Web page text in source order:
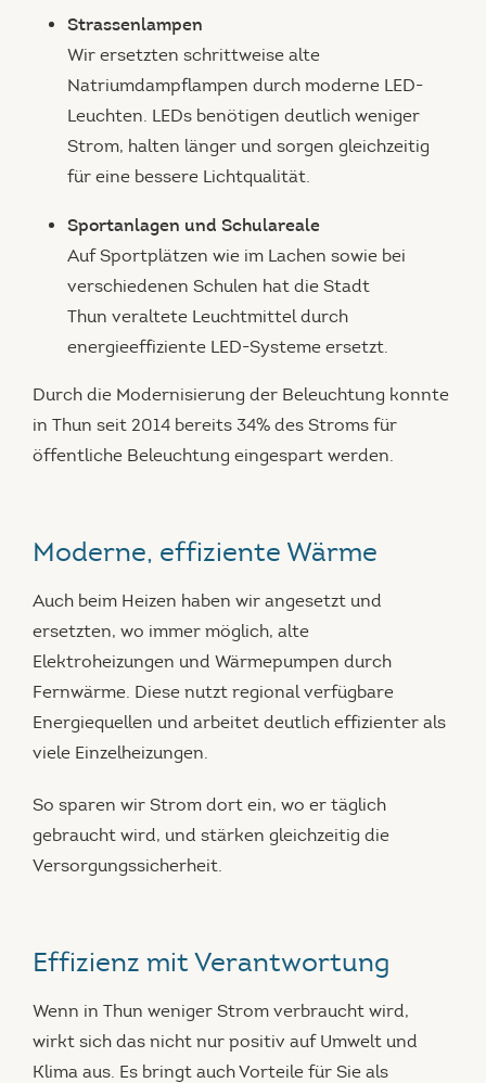
Strassenlampen
Wir ersetzten schrittweise alte
Natriumdampflampen durch moderne LED-
Leuchten. LEDs benötigen deutlich weniger
Strom, halten länger und sorgen gleichzeitig
für eine bessere Lichtqualität.
Sportanlagen und Schulareale
Auf Sportplätzen wie im Lachen sowie bei
verschiedenen Schulen hat die Stadt
Thun veraltete Leuchtmittel durch
energieeffiziente LED-Systeme ersetzt.
Durch die Modernisierung der Beleuchtung konnte
in Thun seit 2014 bereits 34% des Stroms für
öffentliche Beleuchtung eingespart werden.
Moderne, effiziente Wärme
Auch beim Heizen haben wir angesetzt und
ersetzten, wo immer möglich, alte
Elektroheizungen und Wärmepumpen durch
Fernwärme. Diese nutzt regional verfügbare
Energiequellen und arbeitet deutlich effizienter als
viele Einzelheizungen.
So sparen wir Strom dort ein, wo er täglich
gebraucht wird, und stärken gleichzeitig die
Versorgungssicherheit.
Effizienz mit Verantwortung
Wenn in Thun weniger Strom verbraucht wird,
wirkt sich das nicht nur positiv auf Umwelt und
Klima aus. Es bringt auch Vorteile für Sie als